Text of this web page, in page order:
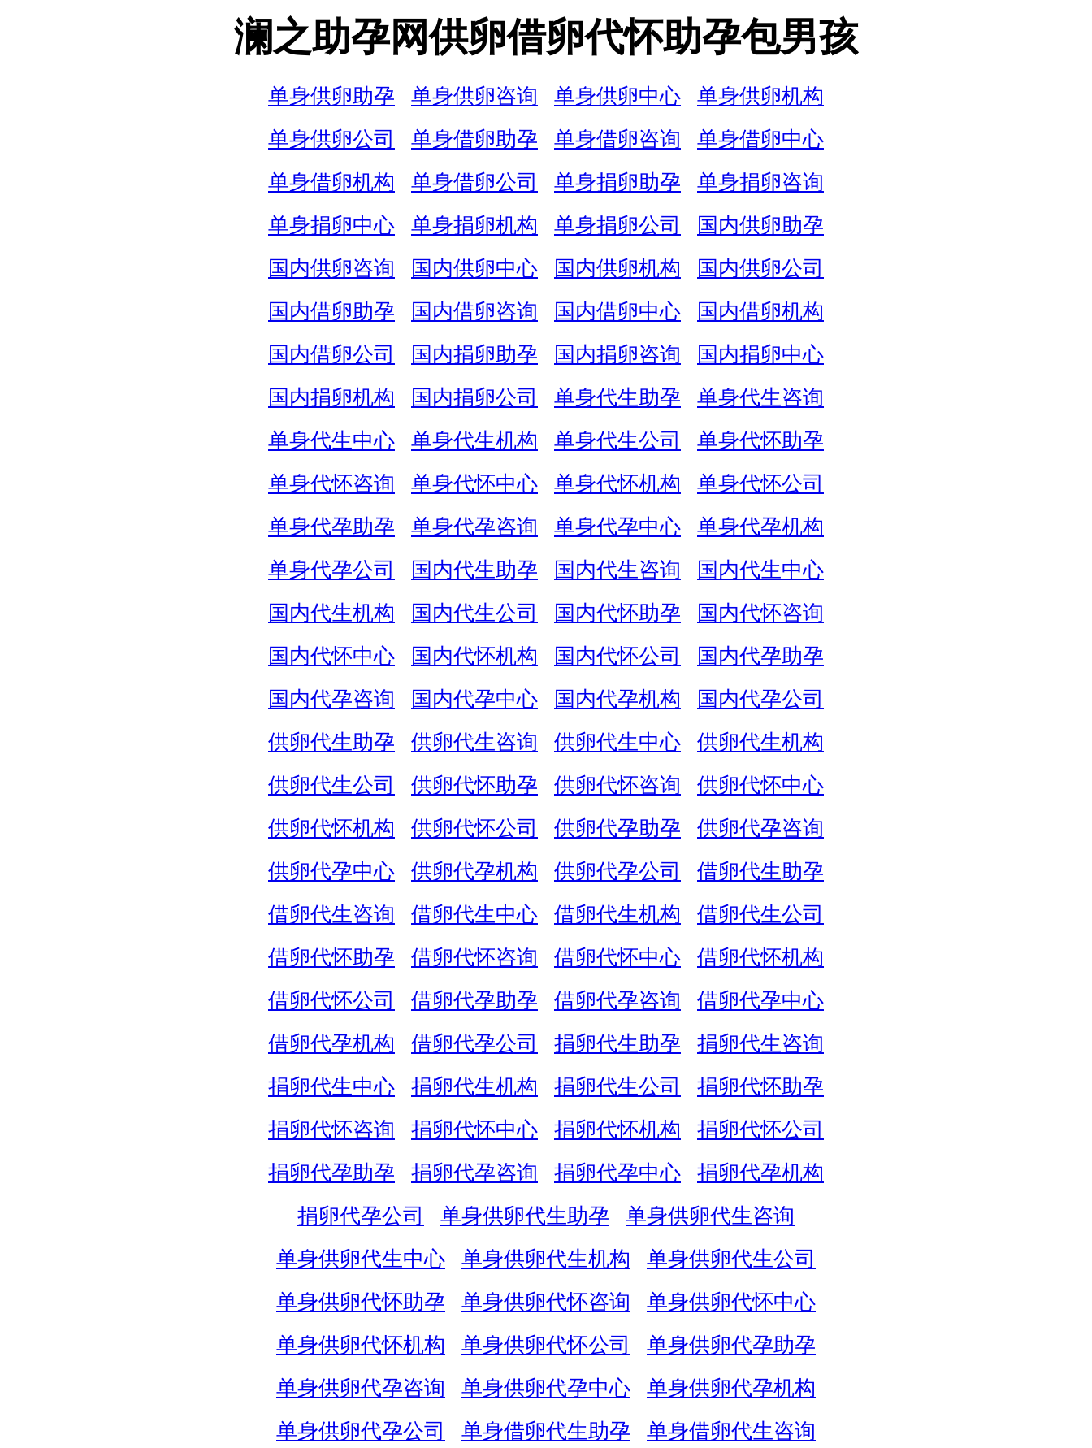
澜之助孕网供卵借卵代怀助孕包男孩
单身供卵助孕 单身供卵咨询 单身供卵中心
单身供卵机构
单身供卵公司
单身借卵助孕 单身借卵咨询
单身借卵中心
单身借卵机构
单身借卵公司 单身捐卵助孕
单身捐卵咨询
单身捐卵中心
单身捐卵机构 单身捐卵公司
国内供卵助孕
国内供卵咨询
国内供卵中心 国内供卵机构
国内供卵公司
国内借卵助孕
国内借卵咨询 国内借卵中心
国内借卵机构
国内借卵公司
国内捐卵助孕 国内捐卵咨询
国内捐卵中心
国内捐卵机构
国内捐卵公司 单身代生助孕
单身代生咨询
单身代生中心
单身代生机构 单身代生公司
单身代怀助孕
单身代怀咨询
单身代怀中心 单身代怀机构
单身代怀公司
单身代孕助孕
单身代孕咨询 单身代孕中心
单身代孕机构
单身代孕公司
国内代生助孕 国内代生咨询
国内代生中心
国内代生机构
国内代生公司 国内代怀助孕
国内代怀咨询
国内代怀中心
国内代怀机构 国内代怀公司
国内代孕助孕
国内代孕咨询
国内代孕中心 国内代孕机构
国内代孕公司
供卵代生助孕
供卵代生咨询 供卵代生中心
供卵代生机构
供卵代生公司
供卵代怀助孕 供卵代怀咨询
供卵代怀中心
供卵代怀机构
供卵代怀公司 供卵代孕助孕
供卵代孕咨询
供卵代孕中心
供卵代孕机构 供卵代孕公司
借卵代生助孕
借卵代生咨询
借卵代生中心 借卵代生机构
借卵代生公司
借卵代怀助孕
借卵代怀咨询 借卵代怀中心
借卵代怀机构
借卵代怀公司
借卵代孕助孕 借卵代孕咨询
借卵代孕中心
借卵代孕机构
借卵代孕公司 捐卵代生助孕
捐卵代生咨询
捐卵代生中心
捐卵代生机构 捐卵代生公司
捐卵代怀助孕
捐卵代怀咨询
捐卵代怀中心 捐卵代怀机构
捐卵代怀公司
捐卵代孕助孕
捐卵代孕咨询 捐卵代孕中心
捐卵代孕机构
捐卵代孕公司
单身供卵代生助孕
单身供卵代生咨询
单身供卵代生中心
单身供卵代生机构
单身供卵代生公司
单身供卵代怀助孕
单身供卵代怀咨询
单身供卵代怀中心
单身供卵代怀机构
单身供卵代怀公司
单身供卵代孕助孕
单身供卵代孕咨询
单身供卵代孕中心
单身供卵代孕机构
单身供卵代孕公司
单身借卵代生助孕
单身借卵代生咨询